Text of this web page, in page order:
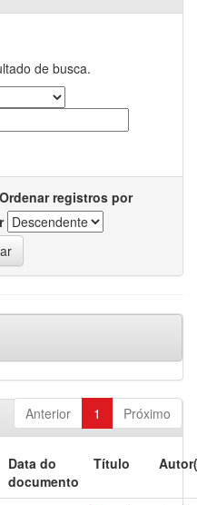
de busca.
Ordenar registros por
Anterior 1 Próximo
Data do
documento
Título